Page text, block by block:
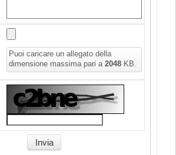
Puoi caricare un allegato della
dimensione massima pari a2048 KB.